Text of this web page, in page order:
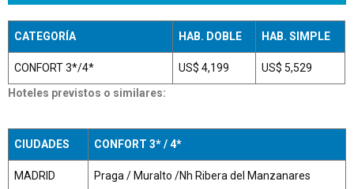
CATEGORÍA HAB. DOBLE HAB. SIMPLE
CONFORT 3*/4* US$ 4,199
US$ 5,529
Hoteles previstos o similares:
CIUDADES CONFORT 3* / 4*
MADRID Praga / Muralto /Nh Ribera del Manzanares